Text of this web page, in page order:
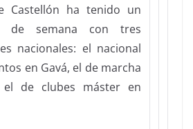
Castellón ha tenido un
de semana con tres
nacionales: el nacional
en Gavá, el de marcha
de clubes máster en